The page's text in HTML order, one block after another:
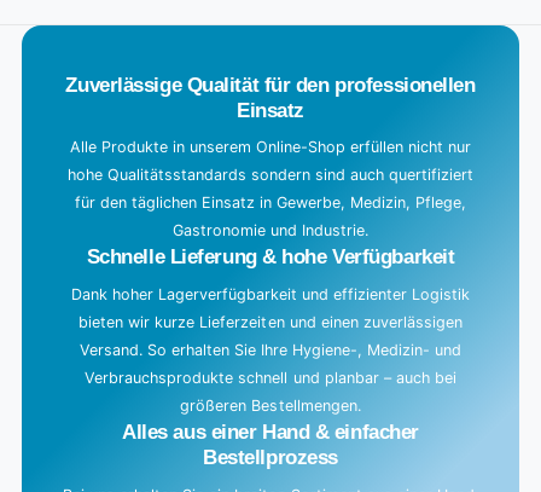
a
Zuverlässige Qualität für den professionellen
Einsatz
Alle Produkte in unserem Online-Shop erfüllen nicht nur
hohe Qualitätsstandards sondern sind auch quertifiziert
für den täglichen Einsatz in Gewerbe, Medizin, Pflege,
Gastronomie und Industrie.
Schnelle Lieferung & hohe Verfügbarkeit
Dank hoher Lagerverfügbarkeit und effizienter Logistik
bieten wir kurze Lieferzeiten und einen zuverlässigen
Versand. So erhalten Sie Ihre Hygiene-, Medizin- und
Verbrauchsprodukte schnell und planbar – auch bei
größeren Bestellmengen.
Alles aus einer Hand & einfacher
Bestellprozess